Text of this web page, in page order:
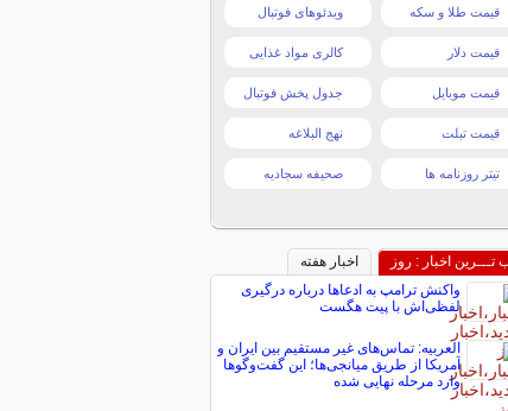
قیمت طلا و سکه ویدئوهای فوتبال
قیمت دلار کالری مواد غذایی
قیمت موبایل جدول پخش فوتبال
قیمت تبلت نهج البلاغه
تیتر روزنامه ها صحیفه سجادیه
تـــرین اخبار : روز
اخبار هفته
واکنش ترامپ به ادعاها درباره درگیری
لفظی‌اش با پیت هگست
العربیه: تماس‌های غیر مستقیم بین ایران و
آمریکا از طریق میانجی‌ها؛ این گفت‌و‌گو‌ها
وارد مرحله نهایی شده